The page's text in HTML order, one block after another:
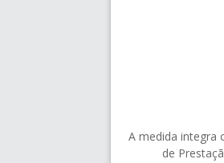
A medida integra
de